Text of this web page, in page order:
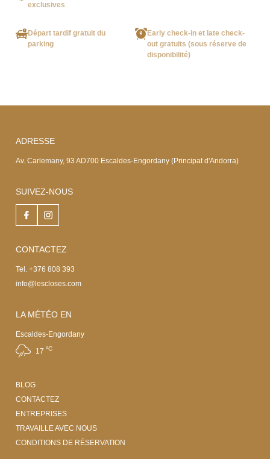
exclusives
Départ tardif gratuit du
parking
Early check-in et late check-
out gratuits (sous réserve de
disponibilité)
ADRESSE
Av. Carlemany, 93 AD700 Escaldes-Engordany (Principat d'Andorra)
SUIVEZ-NOUS
CONTACTEZ
Tel. +376 808 393
info@lescloses.com
LA MÉTÉO EN
Escaldes-Engordany
17 ºC
BLOG
CONTACTEZ
ENTREPRISES
TRAVAILLE AVEC NOUS
CONDITIONS DE RÉSERVATION